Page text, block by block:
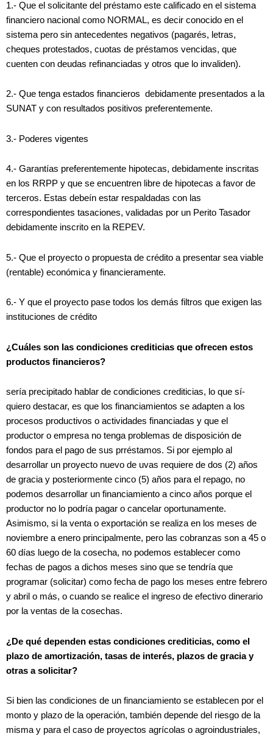
1.- Que el solicitante del préstamo este calificado en el sistema
financiero nacional como NORMAL, es decir conocido en el
sistema pero sin antecedentes negativos (pagarés, letras,
cheques protestados, cuotas de préstamos vencidas, que
cuenten con deudas refinanciadas y otros que lo invaliden).
2.- Que tenga estados financieros debidamente presentados a la
SUNAT y con resultados positivos preferentemente.
3.- Poderes vigentes
4.- Garantías preferentemente hipotecas, debidamente inscritas
en los RRPP y que se encuentren libre de hipotecas a favor de
terceros. Estas debeín estar respaldadas con las
correspondientes tasaciones, validadas por un Perito Tasador
debidamente inscrito en la REPEV.
5.- Que el proyecto o propuesta de crédito a presentar sea viable
(rentable) económica y financieramente.
6.- Y que el proyecto pase todos los demás filtros que exigen las
instituciones de crédito
¿Cuáles son las condiciones crediticias que ofrecen estos
productos financieros?
sería precipitado hablar de condiciones crediticias, lo que sí­
quiero destacar, es que los financiamientos se adapten a los
procesos productivos o actividades financiadas y que el
productor o empresa no tenga problemas de disposición de
fondos para el pago de sus prréstamos. Si por ejemplo al
desarrollar un proyecto nuevo de uvas requiere de dos (2) años
de gracia y posteriormente cinco (5) años para el repago, no
podemos desarrollar un financiamiento a cinco años porque el
productor no lo podría pagar o cancelar oportunamente.
Asimismo, si la venta o exportación se realiza en los meses de
noviembre a enero principalmente, pero las cobranzas son a 45 o
60 días luego de la cosecha, no podemos establecer como
fechas de pagos a dichos meses sino que se tendría que
programar (solicitar) como fecha de pago los meses entre febrero
y abril o más, o cuando se realice el ingreso de efectivo dinerario
por la ventas de la cosechas.
¿De qué dependen estas condiciones crediticias, como el
plazo de amortización, tasas de interés, plazos de gracia y
otras a solicitar?
Si bien las condiciones de un financiamiento se establecen por el
monto y plazo de la operación, también depende del riesgo de la
misma y para el caso de proyectos agrícolas o agroindustriales,